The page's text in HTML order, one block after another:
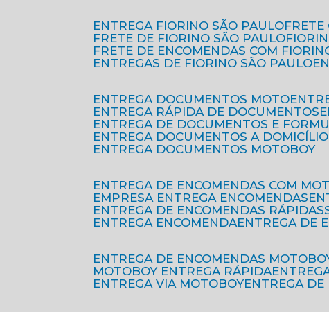
ENTREGA FIORINO SÃO PAULO
FRETE DE FIORINO SÃO PAULO
FRETE DE ENCOMENDAS COM
ENTREGAS DE FIORINO SÃO PAULO
ENTREGA DOCUMENTOS MOTO
ENTREGA RÁPIDA DE DOCUMENTOS
ENTREGA DE DOCUMENTOS E
ENTREGA DOCUMENTOS A DOMICÍLIO
ENTREGA DOCUMENTOS MOTOBOY
ENTREGA DE ENCOMENDAS COM
EMPRESA ENTREGA ENCOMENDAS
ENTREGA DE ENCOMENDAS RÁPIDAS
ENTREGA ENCOMENDA
ENTREGA DE
ENTREGA DE ENCOMENDAS
MOTOBOY ENTREGA RÁPIDA
ENTREGA VIA MOTOBOY
ENTREGA